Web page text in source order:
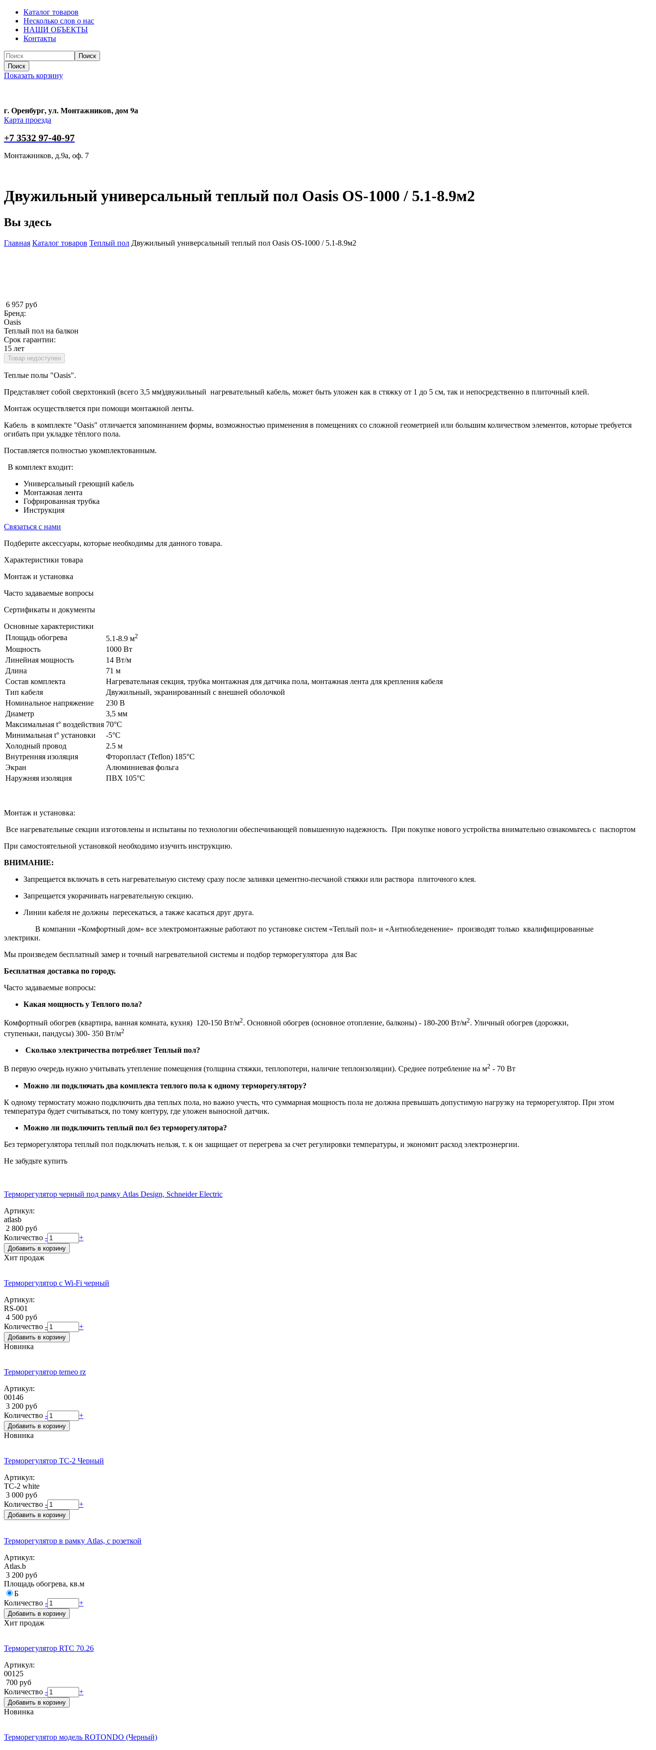
Каталог товаров
Несколько слов о нас
НАШИ ОБЪЕКТЫ
Контакты
Поиск
Поиск
Показать корзину
г. Оренбург, ул. Монтажников, дом 9а
Карта проезда
+7 3532 97-40-97
Монтажников, д.9а, оф. 7
Двужильный универсальный теплый пол Oasis OS-1000 / 5.1-8.9м2
Вы здесь
Главная Каталог товаров Теплый пол Двужильный универсальный теплый пол Oasis OS-1000 / 5.1-8.9м2
6 957 руб
Бренд:
Oasis
Теплый пол на балкон
Срок гарантии:
15 лет
Товар недоступен
Теплые полы "Oasis".
Представляет собой сверхтонкий (всего 3,5 мм)двужильный нагревательный кабель, может быть уложен как в стяжку от 1 до 5 см, так и непосредственно в плиточный клей.
Монтаж осуществляется при помощи монтажной ленты.
Кабель в комплекте "Оasis" отличается запоминанием формы, возможностью применения в помещениях со сложной геометрией или большим количеством элементов, которые требуется
огибать при укладке тёплого пола.
Поставляется полностью укомплектованным.
В комплект входит:
Универсальный греющий кабель
Монтажная лента
Гофрированная трубка
Инструкция
Связаться с нами
Подберите аксессуары, которые необходимы для данного товара.
Характеристики товара
Монтаж и установка
Часто задаваемые вопросы
Сертификаты и документы
Основные характеристики
Площадь обогрева
5.1-8.9 м2
Мощность
1000 Вт
Линейная мощность
14 Вт/м
Длина
71 м
Состав комплекта
Нагревательная секция, трубка монтажная для датчика пола, монтажная лента для крепления кабеля
Тип кабеля
Двужильный, экранированный с внешней оболочкой
Номинальное напряжение
230 В
Диаметр
3,5 мм
Максимальная t° воздействия 70°С
Минимальная t° установки
-5°С
Холодный провод
2.5 м
Внутренняя изоляция
Фторопласт (Teflon) 185°С
Экран
Алюминиевая фольга
Наружняя изоляция
ПВХ 105°С
Монтаж и установка:
Все нагревательные секции изготовлены и испытаны по технологии обеспечивающей повышенную надежность. При покупке нового устройства внимательно ознакомьтесь с паспортом
При самостоятельной установкой необходимо изучить инструкцию.
ВНИМАНИЕ:
Запрещается включать в сеть нагревательную систему сразу после заливки цементно-песчаной стяжки или раствора плиточного клея.
Запрещается укорачивать нагревательную секцию.
Линии кабеля не должны пересекаться, а также касаться друг друга.
В компании «Комфортный дом» все электромонтажные работают по установке систем «Теплый пол» и «Антиобледенение» производят только квалифицированные
электрики.
Мы произведем бесплатный замер и точный нагревательной системы и подбор терморегулятора для Вас
Бесплатная доставка по городу.
Часто задаваемые вопросы:
Какая мощность у Теплого пола?
Комфортный обогрев (квартира, ванная комната, кухня) 120-150 Вт/м2. Основной обогрев (основное отопление, балконы) - 180-200 Вт/м2. Уличный обогрев (дорожки,
ступеньки, пандусы) 300- 350 Вт/м2
Сколько электричества потребляет Теплый пол?
В первую очередь нужно учитывать утепление помещения (толщина стяжки, теплопотери, наличие теплоизоляции). Среднее потребление на м2 - 70 Вт
Можно ли подключать два комплекта теплого пола к одному терморегулятору?
К одному термостату можно подключить два теплых пола, но важно учесть, что суммарная мощность пола не должна превышать допустимую нагрузку на терморегулятор. При этом
температура будет считываться, по тому контуру, где уложен выносной датчик.
Можно ли подключить теплый пол без терморегулятора?
Без терморегулятора теплый пол подключать нельзя, т. к он защищает от перегрева за счет регулировки температуры, и экономит расход электроэнергии.
Не забудьте купить
Терморегулятор черный под рамку Atlas Design, Schneider Electric
Артикул:
atlasb
2 800 руб
Количество - +
Добавить в корзину
Хит продаж
Терморегулятор с Wi-Fi черный
Артикул:
RS-001
4 500 руб
Количество - +
Добавить в корзину
Новинка
Терморегулятор terneo rz
Артикул:
00146
3 200 руб
Количество - +
Добавить в корзину
Новинка
Терморегулятор ТС-2 Черный
Артикул:
ТС-2 white
3 000 руб
Количество - +
Добавить в корзину
Терморегулятор в рамку Atlas, с розеткой
Артикул:
Atlas.b
3 200 руб
Площадь обогрева, кв.м
Б
Количество - +
Добавить в корзину
Хит продаж
Терморегулятор RTC 70.26
Артикул:
00125
700 руб
Количество - +
Добавить в корзину
Новинка
Терморегулятор модель ROTONDO (Черный)